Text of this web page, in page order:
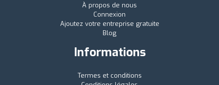
À propos de nous
Connexion
Ajoutez votre entreprise gratuite
Blog
Informations
Termes et conditions